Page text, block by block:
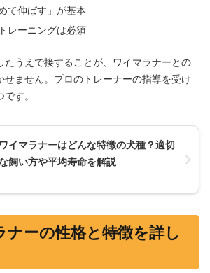
て伸ばす」が基本
レーニングは必須
たうえで接することが、ワイマラナーとの
せません。プロのトレーナーの指導を受け
す。
ワイマラナーはどんな特徴の犬種？適切
飼い方や平均寿命を解説
ナーの性格と特徴を詳し